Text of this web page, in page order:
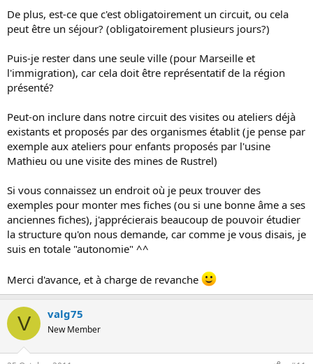
De plus, est-ce que c'est obligatoirement un circuit, ou cela
peut être un séjour? (obligatoirement plusieurs jours?)
Puis-je rester dans une seule ville (pour Marseille et
l'immigration), car cela doit être représentatif de la région
présenté?
Peut-on inclure dans notre circuit des visites ou ateliers déjà
existants et proposés par des organismes établit (je pense par
exemple aux ateliers pour enfants proposés par l'usine
Mathieu ou une visite des mines de Rustrel)
Si vous connaissez un endroit où je peux trouver des
exemples pour monter mes fiches (ou si une bonne âme a ses
anciennes fiches), j'apprécierais beaucoup de pouvoir étudier
la structure qu'on nous demande, car comme je vous disais, je
suis en totale "autonomie" ^^
Merci d'avance, et à charge de revanche
V valg75
New Member